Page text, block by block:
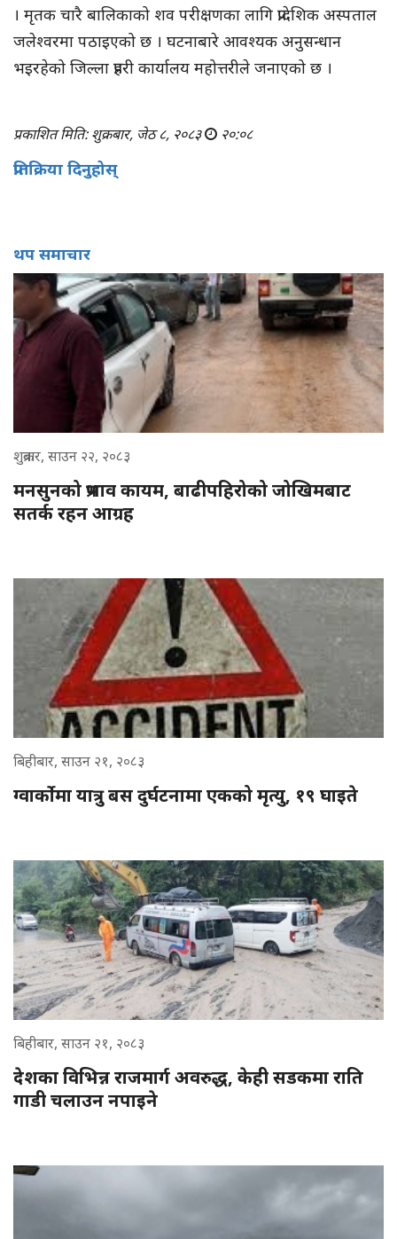
। मृतक चारै बालिकाको शव परीक्षणका लागि प्रादेशिक अस्पताल
जलेश्वरमा पठाइएको छ । घटनाबारे आवश्यक अनुसन्धान
भइरहेको जिल्ला प्रहरी कार्यालय महोत्तरीले जनाएको छ ।
प्रकाशित मिति: शुक्रबार, जेठ ८, २०८३ २०:०८
प्रतिक्रिया दिनुहोस्
थप समाचार
शुक्रबार, साउन २२, २०८३
मनसुनको प्रभाव कायम, बाढीपहिरोको जोखिमबाट
सतर्क रहन आग्रह
बिहीबार, साउन २१, २०८३
ग्वार्कोमा यात्रु बस दुर्घटनामा एकको मृत्यु, १९ घाइते
बिहीबार, साउन २१, २०८३
देशका विभिन्न राजमार्ग अवरुद्ध, केही सडकमा राति
गाडी चलाउन नपाइने